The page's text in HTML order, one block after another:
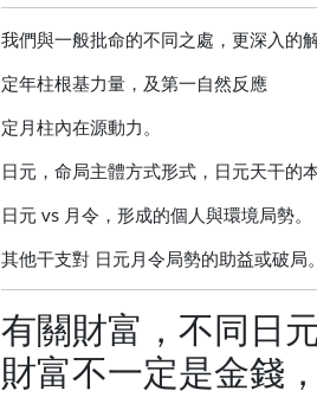
我們與一般批命的不同之處，更深入的
定年柱根基力量，及第一自然反應
定月柱內在源動力。
日元，命局主體方式形式，日元天干的
日元 vs 月令，形成的個人與環境局勢。
其他干支對 日元月令局勢的助益或破局。
有關財富，不同日
財富不一定是金錢